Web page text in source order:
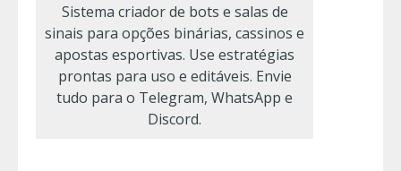
Sistema criador de bots e salas de
sinais para opções binárias, cassinos e
apostas esportivas. Use estratégias
prontas para uso e editáveis. Envie
tudo para o Telegram, WhatsApp e
Discord.